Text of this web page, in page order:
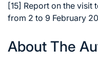
[15] Report on the visit
from 2 to 9 February
About The